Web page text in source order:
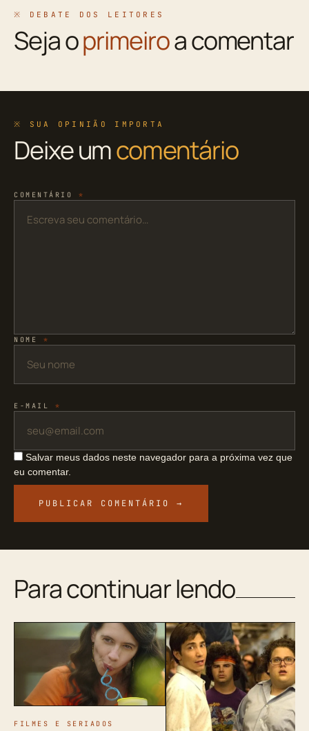
※ DEBATE DOS LEITORES
Seja oprimeiroa comentar
※ SUA OPINIÃO IMPORTA
Deixe umcomentário
COMENTÁRIO *
NOME *
E-MAIL *
Salvar meus dados neste navegador para a próxima vez que
eu comentar.
Para continuar lendo
FILMES E SERIADOS